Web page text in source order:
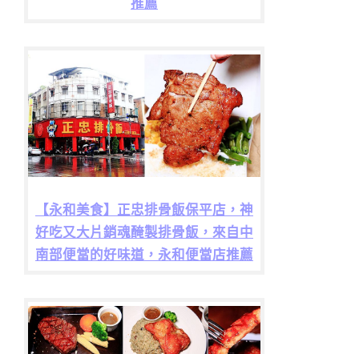
推薦
【永和美食】正忠排骨飯保平店，神
好吃又大片銷魂醃製排骨飯，來自中
南部便當的好味道，永和便當店推薦